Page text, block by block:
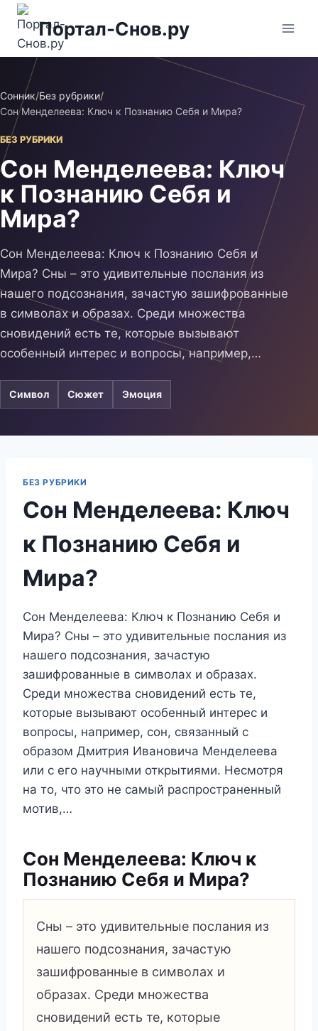
Перейти
содержимому
Портал-Снов.ру
Сонник/Без рубрики/
Сон Менделеева: Ключ к Познанию Себя и Мира?
БЕЗ РУБРИКИ
Сон Менделеева: Ключ
к Познанию Себя и
Мира?
Сон Менделеева: Ключ к Познанию Себя и
Мира? Сны – это удивительные послания из
нашего подсознания, зачастую зашифрованные
в символах и образах. Среди множества
сновидений есть те, которые вызывают
особенный интерес и вопросы, например,…
Символ Сюжет Эмоция
БЕЗ РУБРИКИ
Сон Менделеева: Ключ
к Познанию Себя и
Мира?
Сон Менделеева: Ключ к Познанию Себя и
Мира? Сны – это удивительные послания из
нашего подсознания, зачастую
зашифрованные в символах и образах.
Среди множества сновидений есть те,
которые вызывают особенный интерес и
вопросы, например, сон, связанный с
образом Дмитрия Ивановича Менделеева
или с его научными открытиями. Несмотря
на то, что это не самый распространенный
мотив,…
Сон Менделеева: Ключ к
Познанию Себя и Мира?
Сны – это удивительные послания из
нашего подсознания, зачастую
зашифрованные в символах и
образах. Среди множества
сновидений есть те, которые